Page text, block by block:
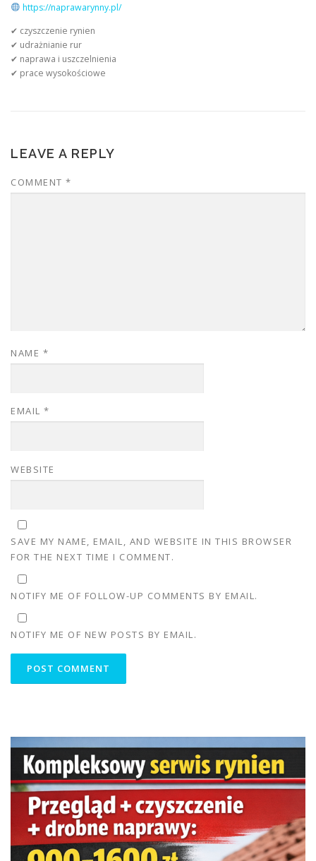
https://naprawarynny.pl/
✔ czyszczenie rynien
✔ udrażnianie rur
✔ naprawa i uszczelnienia
✔ prace wysokościowe
LEAVE A REPLY
COMMENT *
NAME *
EMAIL *
WEBSITE
SAVE MY NAME, EMAIL, AND WEBSITE IN THIS BROWSER
FOR THE NEXT TIME I COMMENT.
NOTIFY ME OF FOLLOW-UP COMMENTS BY EMAIL.
NOTIFY ME OF NEW POSTS BY EMAIL.